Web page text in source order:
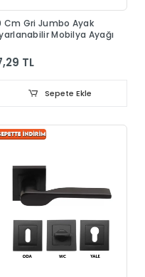
Cm Gri Jumbo Ayak
Mobilya Ayağı
TL
Sepete Ekle